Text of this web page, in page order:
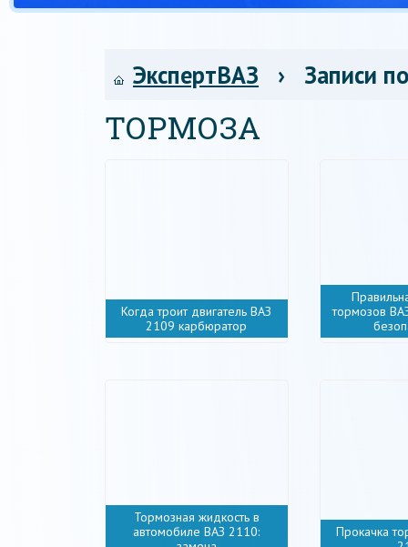
ЭкспертВАЗ › Записи
ТОРМОЗА
Когда троит двигатель ВАЗ
2109 карбюратор
тормозов
Тормозная жидкость в
автомобиле ВАЗ 2110:
Прокачка